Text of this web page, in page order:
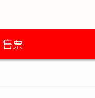
售票